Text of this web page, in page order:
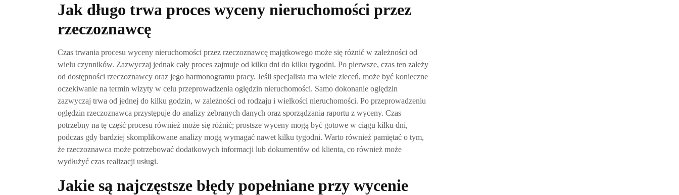
Jak długo trwa proces wyceny nieruchomości przez
rzeczoznawcę
Czas trwania procesu wyceny nieruchomości przez rzeczoznawcę majątkowego może się różnić w zależności od
wielu czynników. Zazwyczaj jednak cały proces zajmuje od kilku dni do kilku tygodni. Po pierwsze, czas ten zależy
od dostępności rzeczoznawcy oraz jego harmonogramu pracy. Jeśli specjalista ma wiele zleceń, może być konieczne
oczekiwanie na termin wizyty w celu przeprowadzenia oględzin nieruchomości. Samo dokonanie oględzin
zazwyczaj trwa od jednej do kilku godzin, w zależności od rodzaju i wielkości nieruchomości. Po przeprowadzeniu
oględzin rzeczoznawca przystępuje do analizy zebranych danych oraz sporządzania raportu z wyceny. Czas
potrzebny na tę część procesu również może się różnić; prostsze wyceny mogą być gotowe w ciągu kilku dni,
podczas gdy bardziej skomplikowane analizy mogą wymagać nawet kilku tygodni. Warto również pamiętać o tym,
że rzeczoznawca może potrzebować dodatkowych informacji lub dokumentów od klienta, co również może
wydłużyć czas realizacji usługi.
Jakie są najczęstsze błędy popełniane przy wycenie